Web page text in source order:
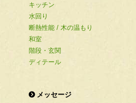
キッチン
水回り
断熱性能 / 木の温もり
和室
階段・玄関
ディテール
メッセージ